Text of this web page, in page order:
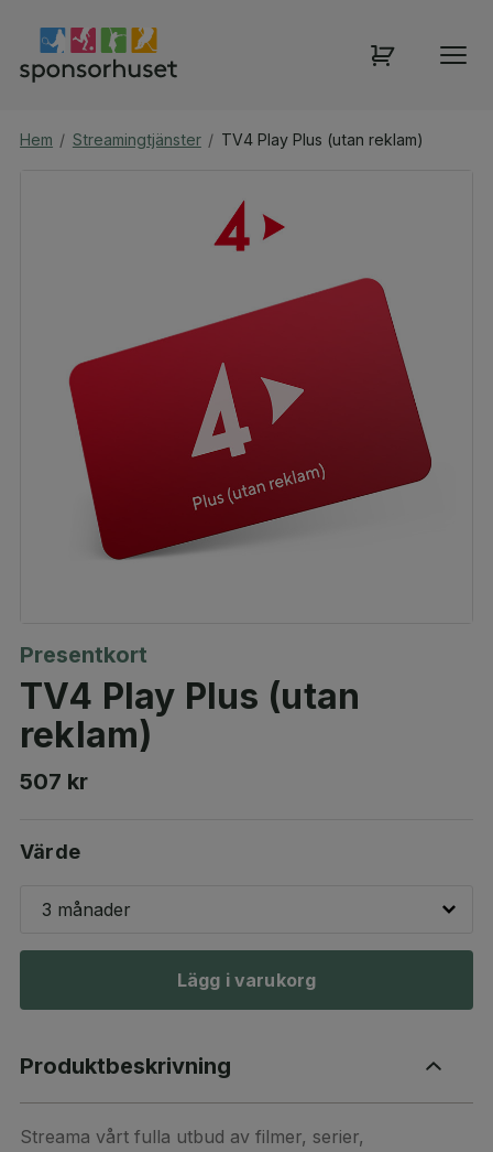
Hem / Streamingtjänster / TV4 Play Plus (utan reklam)
Presentkort
TV4 Play Plus (utan
reklam)
507 kr
Värde
3 månader
Lägg i varukorg
Produktbeskrivning
Streama vårt fulla utbud av filmer, serier,